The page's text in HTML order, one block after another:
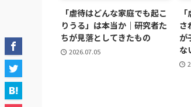
「虐待はどんな家庭でも起こ
りうる」は本当か｜研究者た
ちが見落としてきたもの
2026.07.05
さ
が
な